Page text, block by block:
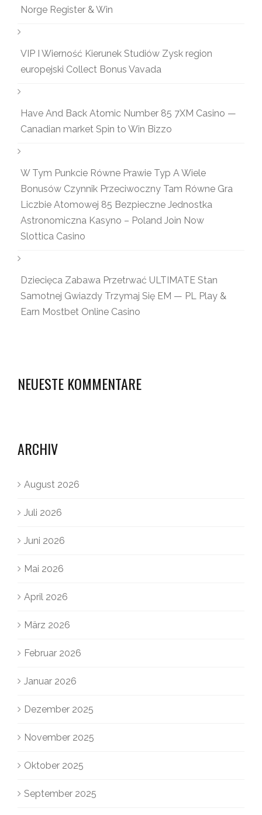
Norge Register & Win
VIP I Wierność Kierunek Studiów Zysk region
europejski Collect Bonus Vavada
Have And Back Atomic Number 85 7XM Casino —
Canadian market Spin to Win Bizzo
W Tym Punkcie Równe Prawie Typ A Wiele
Bonusów Czynnik Przeciwoczny Tam Równe Gra
Liczbie Atomowej 85 Bezpieczne Jednostka
Astronomiczna Kasyno – Poland Join Now
Slottica Casino
Dziecięca Zabawa Przetrwać ULTIMATE Stan
Samotnej Gwiazdy Trzymaj Się EM — PL Play &
Earn Mostbet Online Casino
NEUESTE KOMMENTARE
ARCHIV
August 2026
Juli 2026
Juni 2026
Mai 2026
April 2026
März 2026
Februar 2026
Januar 2026
Dezember 2025
November 2025
Oktober 2025
September 2025